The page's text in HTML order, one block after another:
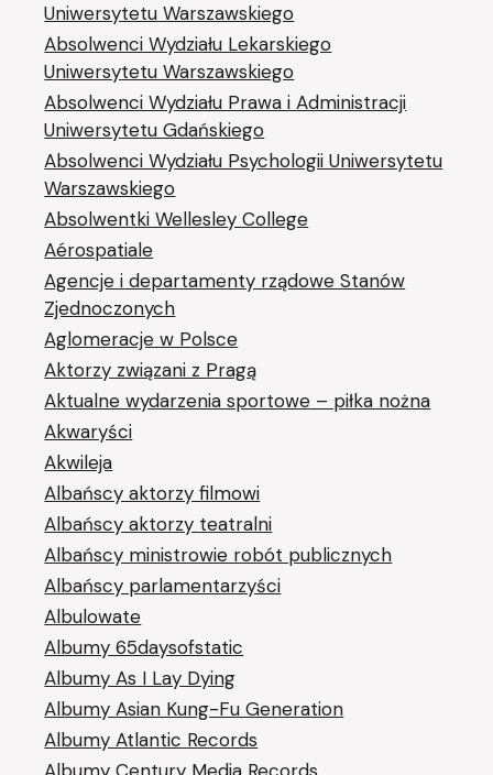
Uniwersytetu Warszawskiego
Absolwenci Wydziału Lekarskiego
Uniwersytetu Warszawskiego
Absolwenci Wydziału Prawa i Administracji
Uniwersytetu Gdańskiego
Absolwenci Wydziału Psychologii Uniwersytetu
Warszawskiego
Absolwentki Wellesley College
Aérospatiale
Agencje i departamenty rządowe Stanów
Zjednoczonych
Aglomeracje w Polsce
Aktorzy związani z Pragą
Aktualne wydarzenia sportowe – piłka nożna
Akwaryści
Akwileja
Albańscy aktorzy filmowi
Albańscy aktorzy teatralni
Albańscy ministrowie robót publicznych
Albańscy parlamentarzyści
Albulowate
Albumy 65daysofstatic
Albumy As I Lay Dying
Albumy Asian Kung-Fu Generation
Albumy Atlantic Records